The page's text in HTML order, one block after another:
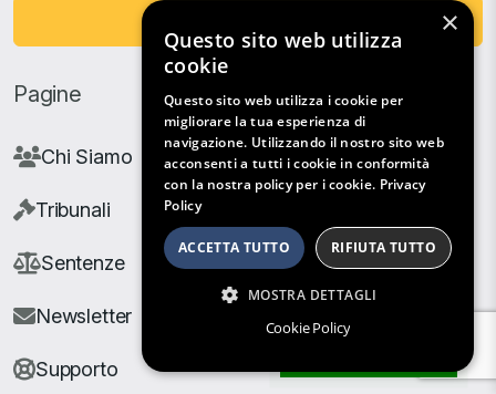
Pagine
Chi Siamo
Tribunali
Sentenze
Newsletter
Supporto
×
Questo sito web utilizza
cookie
Questo sito web utilizza i cookie per
migliorare la tua esperienza di
navigazione. Utilizzando il nostro sito web
acconsenti a tutti i cookie in conformità
con la nostra policy per i cookie. Privacy
Policy
ACCETTA TUTTO RIFIUTA TUTTO
MOSTRA DETTAGLI
Cookie Policy